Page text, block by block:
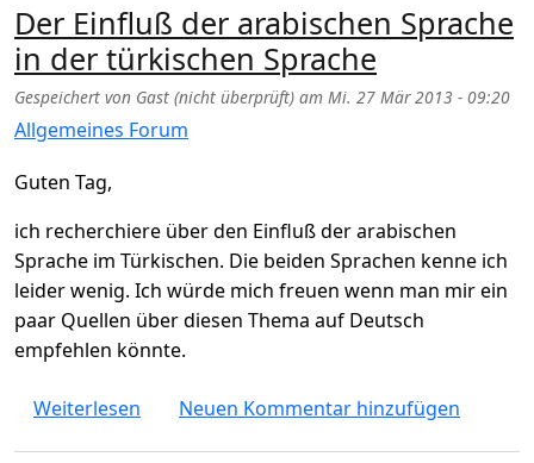
Der Einfluß der arabischen Sprache
in der türkischen Sprache
Gespeichert von Gast (nicht überprüft) am Mi. 27 Mär 2013 - 09:20
Allgemeines Forum
Guten Tag,
ich recherchiere über den Einfluß der arabischen
Sprache im Türkischen. Die beiden Sprachen kenne ich
leider wenig. Ich würde mich freuen wenn man mir ein
paar Quellen über diesen Thema auf Deutsch
empfehlen könnte.
Weiterlesen über Der Einfluß der arabischen Sprache
Neuen Kommentar hinzufügen